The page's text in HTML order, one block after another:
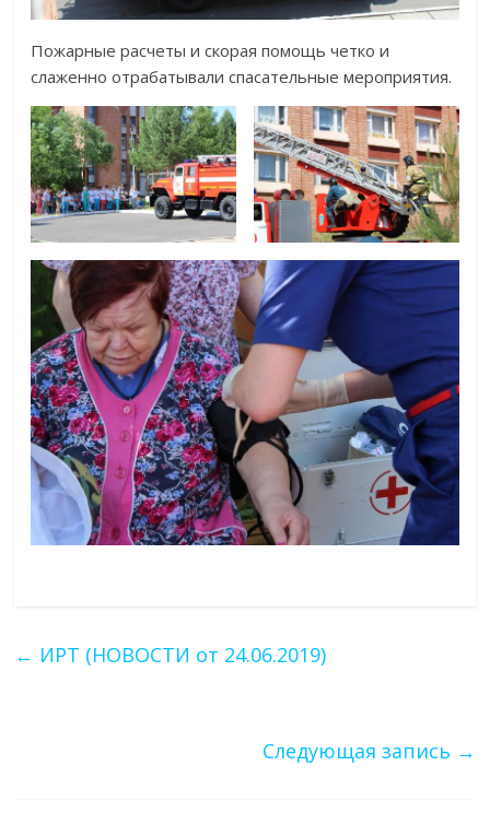
Пожарные расчеты и скорая помощь четко и
слаженно отрабатывали спасательные мероприятия.
← ИРТ (НОВОСТИ от 24.06.2019)
Следующая запись →